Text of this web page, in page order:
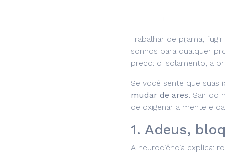
Trabalhar de pijama,
sonhos para qualquer
preço: o isolamento, a
Se você sente que suas
mudar de ares. Sair do
de oxigenar a mente e
1. Adeus,
A neurociência explica: